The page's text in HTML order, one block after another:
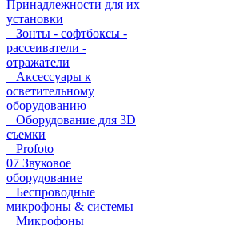
Принадлежности для их
установки
Зонты - софтбоксы -
рассеиватели -
отражатели
Аксессуары к
осветительному
оборудованию
Оборудование для 3D
съемки
Profoto
07 Звуковое
оборудование
Беспроводные
микрофоны & системы
Микрофоны